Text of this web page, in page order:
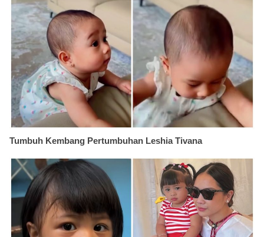
Tumbuh Kembang Pertumbuhan Leshia Tivana